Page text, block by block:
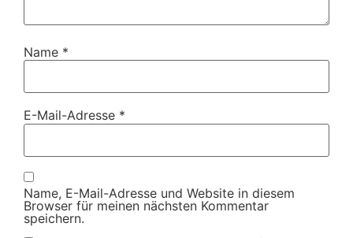
Name *
E-Mail-Adresse *
Name, E-Mail-Adresse und Website in diesem
Browser für meinen nächsten Kommentar
speichern.